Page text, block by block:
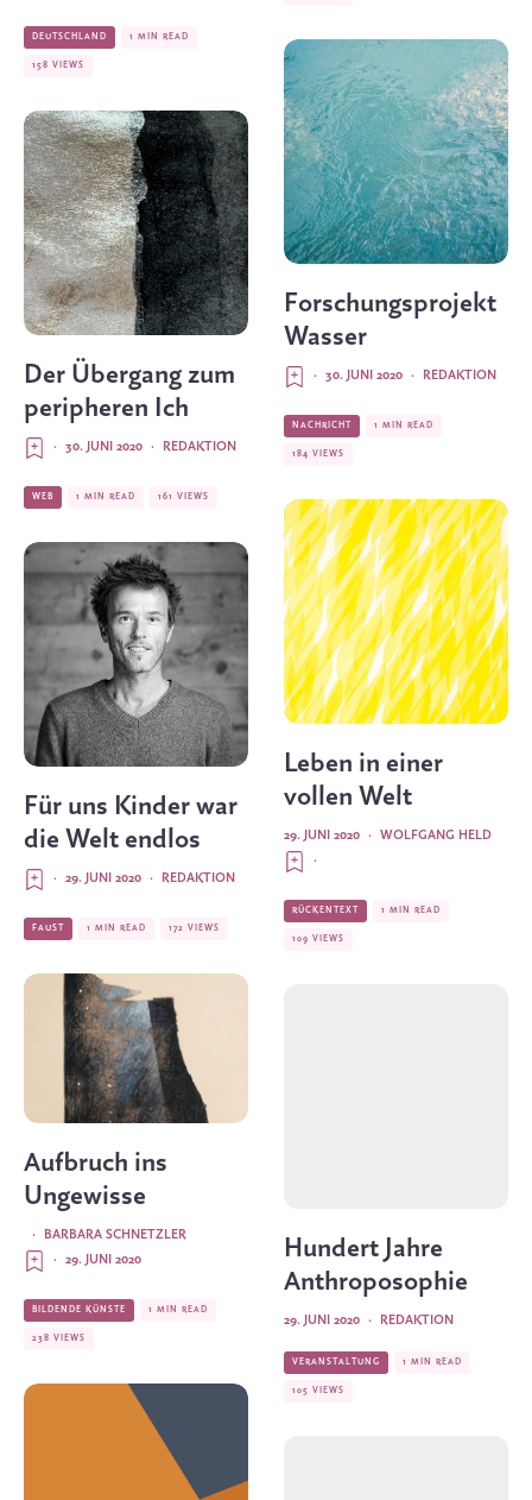
DEUTSCHLAND 1 MIN READ
158 VIEWS
Der Übergang zum
peripheren Ich
REDAKTION
·
30. JUNI 2020
·
WEB 1 MIN READ 161 VIEWS
Für uns Kinder war
die Welt endlos
REDAKTION
·
29. JUNI 2020
·
FAUST 1 MIN READ 172 VIEWS
Aufbruch ins
Ungewisse
BARBARA SCHNETZLER
·
29. JUNI 2020
·
BILDENDE KÜNSTE 1 MIN READ
238 VIEWS
Forschungsprojekt
Wasser
REDAKTION
·
30. JUNI 2020
·
NACHRICHT 1 MIN READ
184 VIEWS
Leben in einer
vollen Welt
WOLFGANG HELD
·
29. JUNI 2020
·
RÜCKENTEXT 1 MIN READ
109 VIEWS
Hundert Jahre
Anthroposophie
REDAKTION
·
29. JUNI 2020
VERANSTALTUNG 1 MIN READ
105 VIEWS